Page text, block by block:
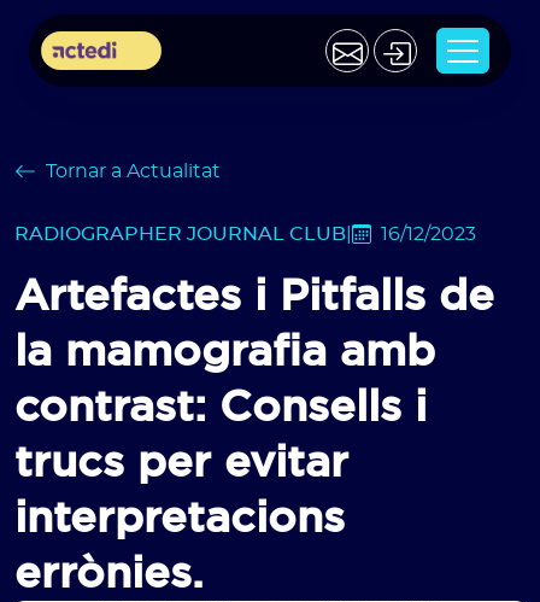
Tornar a Actualitat
RADIOGRAPHER JOURNAL CLUB 16/12/2023
Artefactes i Pitfalls de
la mamografia amb
contrast: Consells i
trucs per evitar
interpretacions
errònies.